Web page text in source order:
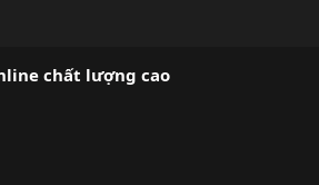
chất lượng cao